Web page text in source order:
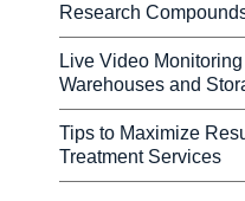
Research
Live Video
Warehouses and
Tips to Maximize
Treatment Services